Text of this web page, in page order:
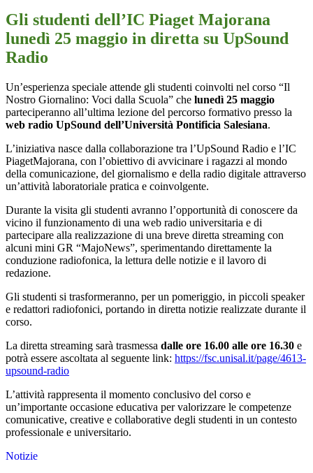
Gli studenti dell’IC Piaget Majorana
lunedì 25 maggio in diretta su UpSound
Radio
Un’esperienza speciale attende gli studenti coinvolti nel corso “Il
Nostro Giornalino: Voci dalla Scuola” che lunedì 25 maggio
parteciperanno all’ultima lezione del percorso formativo presso la
web radio UpSound dell’Università Pontificia Salesiana.
L’iniziativa nasce dalla collaborazione tra l’UpSound Radio e l’IC
PiagetMajorana, con l’obiettivo di avvicinare i ragazzi al mondo
della comunicazione, del giornalismo e della radio digitale attraverso
un’attività laboratoriale pratica e coinvolgente.
Durante la visita gli studenti avranno l’opportunità di conoscere da
vicino il funzionamento di una web radio universitaria e di
partecipare alla realizzazione di una breve diretta streaming con
alcuni mini GR “MajoNews”, sperimentando direttamente la
conduzione radiofonica, la lettura delle notizie e il lavoro di
redazione.
Gli studenti si trasformeranno, per un pomeriggio, in piccoli speaker
e redattori radiofonici, portando in diretta notizie realizzate durante il
corso.
La diretta streaming sarà trasmessa dalle ore 16.00 alle ore 16.30 e
potrà essere ascoltata al seguente link: https://fsc.unisal.it/page/4613-
upsound-radio
L’attività rappresenta il momento conclusivo del corso e
un’importante occasione educativa per valorizzare le competenze
comunicative, creative e collaborative degli studenti in un contesto
professionale e universitario.
Notizie